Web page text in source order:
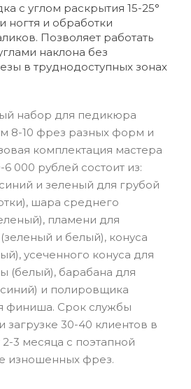
с углом раскрытия 15-25°
ногтя и обработки
Позволяет работать
наклона без
в труднодоступных зонах
набор для педикюра
8-10 фрез разных форм и
комплектация мастера
000 рублей состоит из:
и зеленый для грубой
шара среднего
пламени для
и белый), конуса
усеченного конуса для
(белый), барабана для
и полировщика
финиша. Срок службы
загрузке 30-40 клиентов в
2-3 месяца с поэтапной
изношенных фрез.